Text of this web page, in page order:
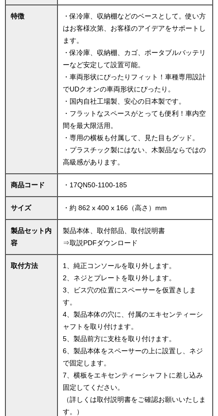
特徴
・保冷庫、収納棚などのベースとして。使い方
はお客様次第、お客様のアイデアをサポートし
ます。
・保冷庫、収納棚、カゴ、ポータブルバッテリ
ーなど安定して設置可能。
・車両形状にぴったりフィット！車種専用設計
でUDクオンの車両形状にぴったり。
・国内自社工場製、安心の日本製です。
・フラットなスペースがとっても便利！車内空
間を最大限活用。
・専用の横板も付属して、見た目もグッド。
・プラスチック製にはない、木製品ならではの
高級感があります。
商品コード ・17QN50-1100-185
サイズ ・約 862 x 400 x 166（高さ）mm
製品セット内
容
製品本体、取付部品、取付説明書
⇒取説PDFダウンロード
取付方法
1、純正コンソールを取り外します。
2、ネジとプレートを取り外します。
3、ビス穴の位置にスペーサーを仮置きしま
す。
4、製品本体の穴に、付属のエキセンティーシ
ャフトを取り付けます。
5、製品前方に支柱を取り付けます。
6、製品本体をスペーサーの上に設置し、ネジ
で固定します。
7、横板をエキセンティーシャフトに差し込み
固定してください。
（詳しくは取付説明書をご確認お願いいたしま
す。）